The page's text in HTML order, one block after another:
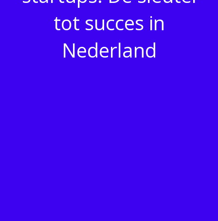
tot succes in
Nederland